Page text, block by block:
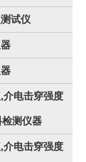
试仪
介电击穿强度
测仪器
介电击穿强度